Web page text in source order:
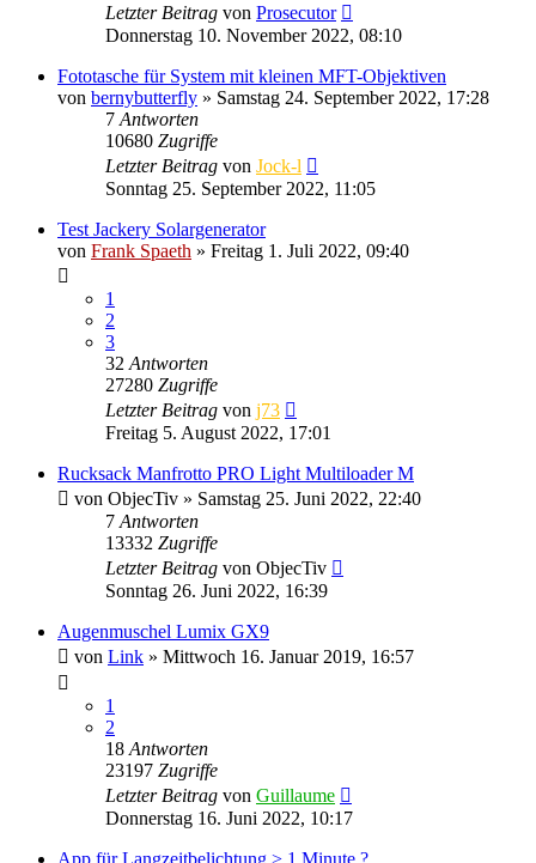
Letzter Beitrag von Prosecutor
Donnerstag 10. November 2022, 08:10
Fototasche für System mit kleinen MFT-Objektiven
von bernybutterfly » Samstag 24. September 2022, 17:28
7 Antworten
10680 Zugriffe
Letzter Beitrag von Jock-l
Sonntag 25. September 2022, 11:05
Test Jackery Solargenerator
von Frank Spaeth » Freitag 1. Juli 2022, 09:40
1
2
3
32 Antworten
27280 Zugriffe
Letzter Beitrag von j73
Freitag 5. August 2022, 17:01
Rucksack Manfrotto PRO Light Multiloader M
von ObjecTiv » Samstag 25. Juni 2022, 22:40
7 Antworten
13332 Zugriffe
Letzter Beitrag von ObjecTiv
Sonntag 26. Juni 2022, 16:39
Augenmuschel Lumix GX9
von Link » Mittwoch 16. Januar 2019, 16:57
1
2
18 Antworten
23197 Zugriffe
Letzter Beitrag von Guillaume
Donnerstag 16. Juni 2022, 10:17
App für Langzeitbelichtung > 1 Minute ?